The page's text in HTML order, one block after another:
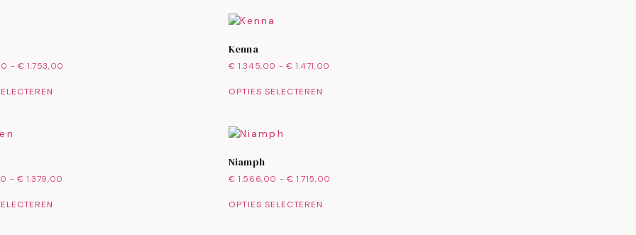
- € 1.753,00
Kenna
€ 1.345,00 - € 1.471,00
OPTIES SELECTEREN
- € 1.379,00
Niamph
€ 1.566,00 - € 1.715,00
OPTIES SELECTEREN